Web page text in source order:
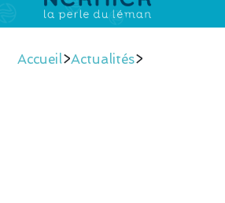
Accueil>Actualités>